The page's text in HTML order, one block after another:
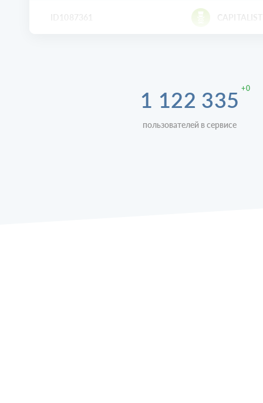
1 122 335 +0
пользователей в сервисе